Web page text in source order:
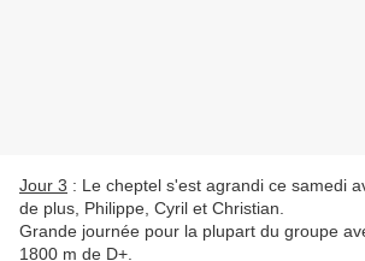
Jour 3 : Le cheptel s'est agrandi ce samedi
de plus, Philippe, Cyril et Christian.
Grande journée pour la plupart du groupe
1800 m de D+.